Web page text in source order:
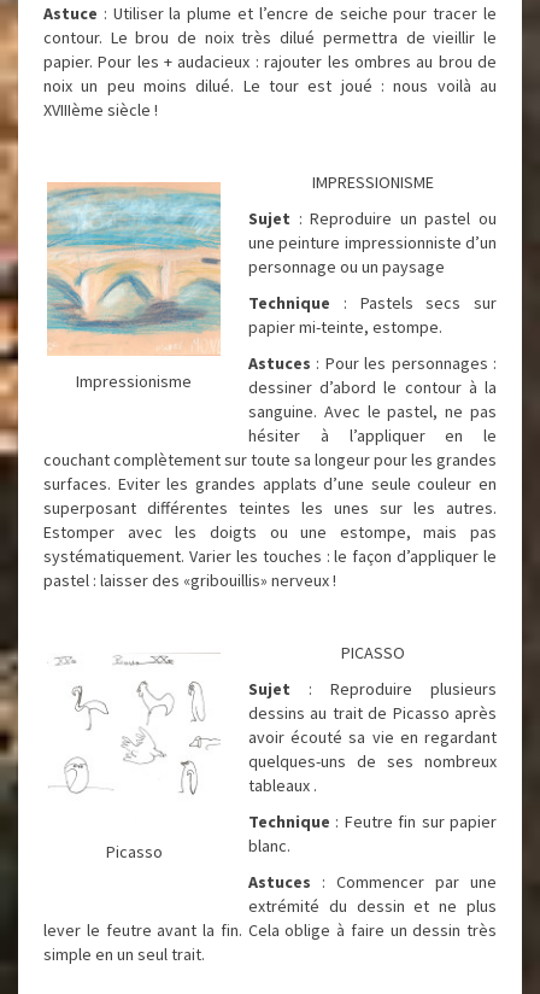
Astuce : Utiliser la plume et l’encre de seiche pour tracer le
contour. Le brou de noix très dilué permettra de vieillir le
papier. Pour les + audacieux : rajouter les ombres au brou de
noix un peu moins dilué. Le tour est joué : nous voilà au
XVIIIème siècle !
Impressionisme
IMPRESSIONISME
Sujet : Reproduire un pastel ou
une peinture impressionniste d’un
personnage ou un paysage
Technique : Pastels secs sur
papier mi-teinte, estompe.
Astuces : Pour les personnages :
dessiner d’abord le contour à la
sanguine. Avec le pastel, ne pas
hésiter à l’appliquer en le
couchant complètement sur toute sa longeur pour les grandes
surfaces. Eviter les grandes applats d’une seule couleur en
superposant différentes teintes les unes sur les autres.
Estomper avec les doigts ou une estompe, mais pas
systématiquement. Varier les touches : le façon d’appliquer le
pastel : laisser des «gribouillis» nerveux !
Picasso
PICASSO
Sujet : Reproduire plusieurs
dessins au trait de Picasso après
avoir écouté sa vie en regardant
quelques-uns de ses nombreux
tableaux .
Technique : Feutre fin sur papier
blanc.
Astuces : Commencer par une
extrémité du dessin et ne plus
lever le feutre avant la fin. Cela oblige à faire un dessin très
simple en un seul trait.